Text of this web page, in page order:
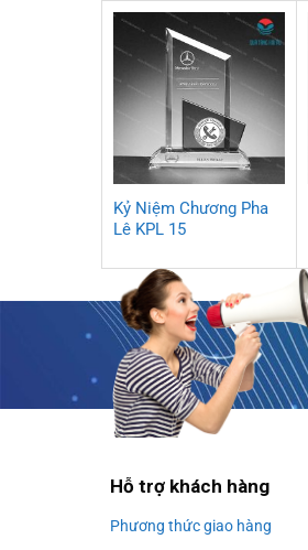
Kỷ Niệm Chương Pha
Lê KPL 15
Hỗ trợ khách hàng
Phương thức giao hàng